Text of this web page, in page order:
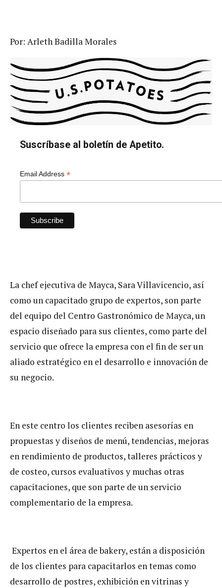
Por: Arleth Badilla Morales
Suscríbase al boletín de Apetito.
Email Address *
La chef ejecutiva de Mayca, Sara Villavicencio, así
como un capacitado grupo de expertos, son parte
del equipo del Centro Gastronómico de Mayca, un
espacio diseñado para sus clientes, como parte del
servicio que ofrece la empresa con el fin de ser un
aliado estratégico en el desarrollo e innovación de
su negocio.
En este centro los clientes reciben asesorías en
propuestas y diseños de menú, tendencias, mejoras
en rendimiento de productos, talleres prácticos y
de costeo, cursos evaluativos y muchas otras
capacitaciones, que son parte de un servicio
complementario de la empresa.
Expertos en el área de bakery, están a disposición
de los clientes para capacitarlos en temas como
desarrollo de postres, exhibición en vitrinas y